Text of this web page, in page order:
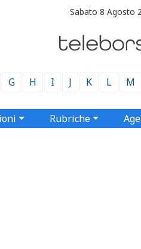
Sabato 8 Agosto
G H I J K L M
Rubriche